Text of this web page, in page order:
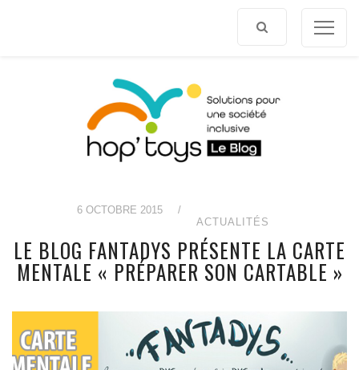
6 OCTOBRE 2015
/
ACTUALITÉS
LE BLOG FANTADYS PRÉSENTE LA CARTE
MENTALE « PRÉPARER SON CARTABLE »